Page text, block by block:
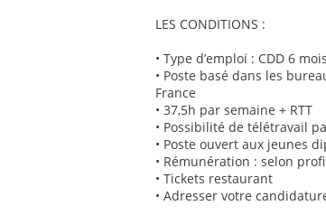
LES CONDITIONS :
• Type d’emploi : CDD 6
• Poste basé dans les
France
• 37,5h par semaine + RTT
• Possibilité de télétravail
• Poste ouvert aux jeunes
• Rémunération : selon
• Tickets restaurant
• Adresser votre